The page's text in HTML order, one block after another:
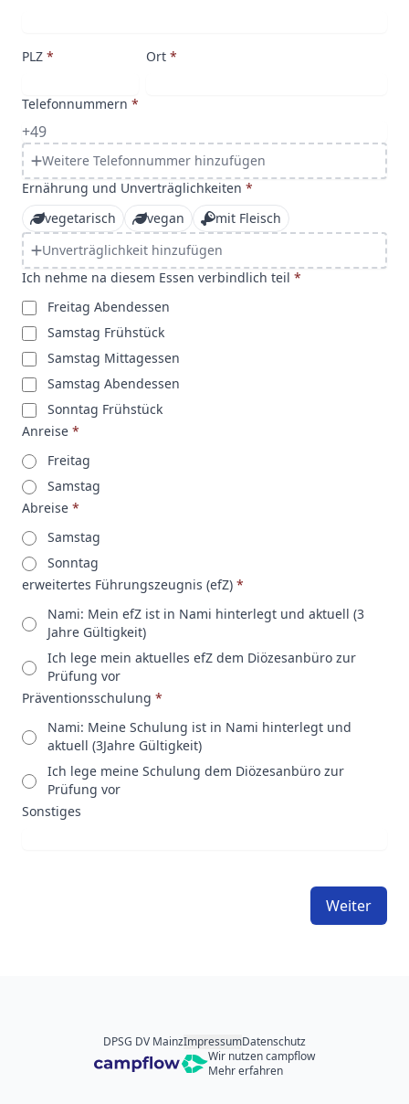
PLZ * Ort *
Telefonnummern *
Weitere Telefonnummer hinzufügen
Ernährung und Unverträglichkeiten *
vegetarisch
vegan
mit Fleisch
Unverträglichkeit hinzufügen
Ich nehme na diesem Essen verbindlich teil *
Freitag Abendessen
Samstag Frühstück
Samstag Mittagessen
Samstag Abendessen
Sonntag Frühstück
Anreise *
Freitag
Samstag
Abreise *
Samstag
Sonntag
erweitertes Führungszeugnis (efZ) *
Nami: Mein efZ ist in Nami hinterlegt und aktuell (3
Jahre Gültigkeit)
Ich lege mein aktuelles efZ dem Diözesanbüro zur
Prüfung vor
Präventionsschulung *
Nami: Meine Schulung ist in Nami hinterlegt und
aktuell (3Jahre Gültigkeit)
Ich lege meine Schulung dem Diözesanbüro zur
Prüfung vor
Sonstiges
Weiter
DPSG DV MainzImpressumDatenschutz
Wir nutzen campflow
Mehr erfahren